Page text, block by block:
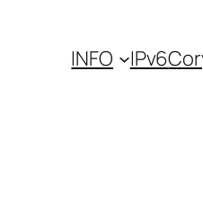
INFO IPv6